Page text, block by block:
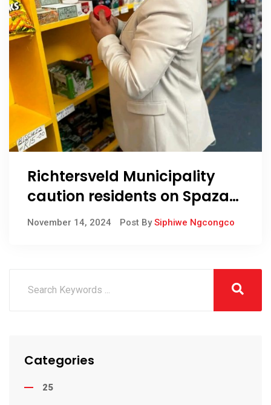
Richtersveld Municipality
caution residents on Spaza
products
November 14, 2024 Post BySiphiwe Ngcongco
Categories
25